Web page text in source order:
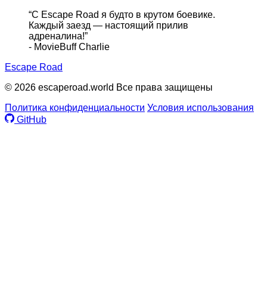
“С Escape Road я будто в крутом боевике.
Каждый заезд — настоящий прилив
адреналина!”
- MovieBuff Charlie
Escape Road
© 2026 escaperoad.world Все права защищены
Политика конфиденциальности Условия использования
GitHub